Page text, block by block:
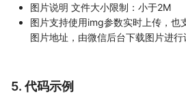
图片说明 文件大小限制：小于2M
图片支持使用img参数实时上传，也
图片地址，由微信后台下载图片进
5. 代码示例